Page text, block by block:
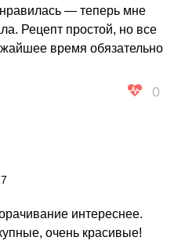
— теперь мне
Рецепт простой, но все
время обязательно
0
интереснее.
очень красивые!